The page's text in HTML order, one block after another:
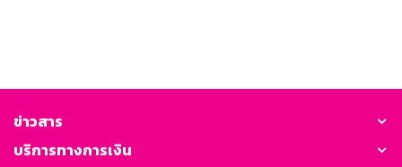
ข่าวสาร
บริการทางการเงิน